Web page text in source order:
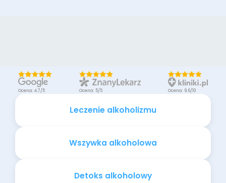
Leczenie alkoholizmu
Wszywka alkoholowa
Detoks alkoholowy
Ocena: 4.7/5 Ocena: 5/5 Ocena: 9.6/10